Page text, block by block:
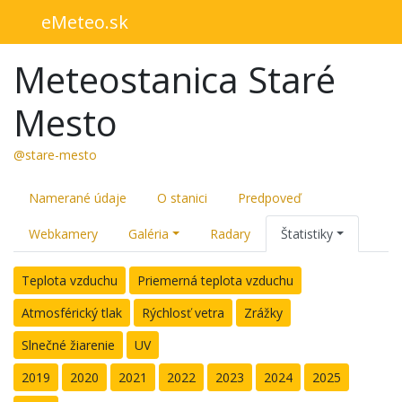
eMeteo.sk
Meteostanica Staré
Mesto
@stare-mesto
Namerané údaje O stanici Predpoveď
Webkamery Galéria Radary Štatistiky
Teplota vzduchu
Priemerná teplota vzduchu
Atmosférický tlak
Rýchlosť vetra
Zrážky
Slnečné žiarenie
UV
2019
2020 2021 2022 2023 2024
2025